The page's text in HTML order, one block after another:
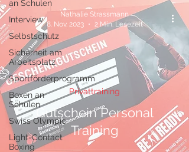
an Schulen
Interview
Selbstschutz
Sicherheit am
Arbeitsplatz
Sportförderprogramm
Boxen an
Schulen
Swiss Olympic
Light-Contact
Boxing
Gutschein Personal
Training
Privattraining
Nathalie Strassmann
8. Nov. 2023
2 Min. Lesezeit